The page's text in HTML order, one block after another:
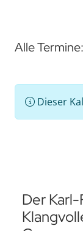
Alle Termine:
Dieser
Der